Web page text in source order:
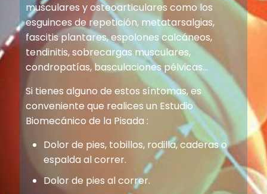
musculares y osteoarticulares como los
esguinces de repetición, metatarsalgias,
fascitis plantares, espolones calcáneos,
tendinitis, sobrecargas musculares,
condropatías, basculaciones pélvicas...
Si tienes alguno de estos síntomas, es
conveniente que realices un Estudio
Biomecánico de la Pisada :
Dolor de pies, tobillos, rodilla, caderas o
espalda al correr.
Dolor de pies al correr.